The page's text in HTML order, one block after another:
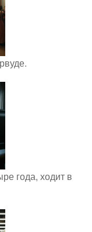
года, ходит в